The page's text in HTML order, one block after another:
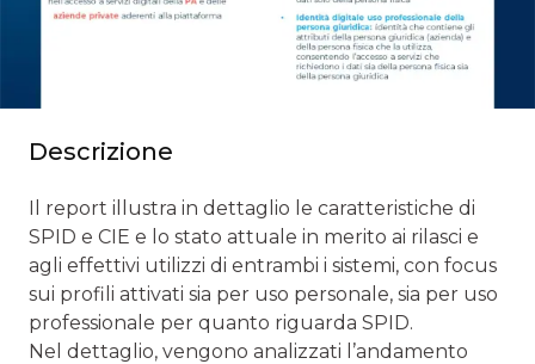
Descrizione
Il report illustra in dettaglio le caratteristiche di
SPID e CIE e lo stato attuale in merito ai rilasci e
agli effettivi utilizzi di entrambi i sistemi, con focus
sui profili attivati sia per uso personale, sia per uso
professionale per quanto riguarda SPID.
Nel dettaglio, vengono analizzati l’andamento